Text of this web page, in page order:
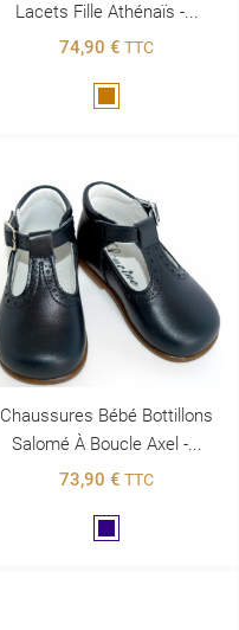
Lacets Fille Athénaïs -...
74,90 € TTC
Chaussures Bébé Bottillons
Salomé À Boucle Axel -...
73,90 € TTC